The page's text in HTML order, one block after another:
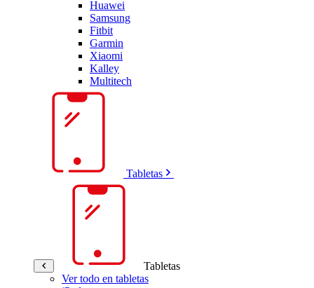
Huawei
Samsung
Fitbit
Garmin
Xiaomi
Kalley
Multitech
Tabletas
Tabletas
Ver todo en tabletas